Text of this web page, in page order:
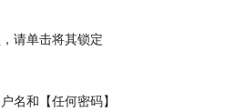
请单击将其锁定
名和【任何密码】